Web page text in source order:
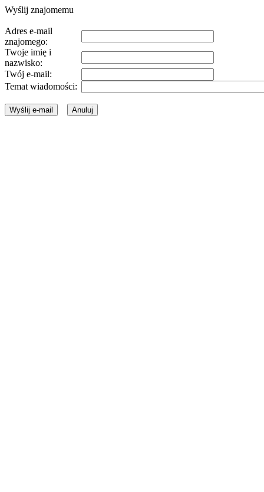
Wyślij znajomemu
Adres e-mail
znajomego:
Twoje imię i
nazwisko:
Twój e-mail:
Temat wiadomości: